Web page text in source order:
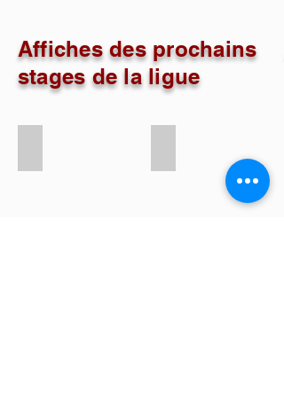
Affiches des prochains
stages de la ligue